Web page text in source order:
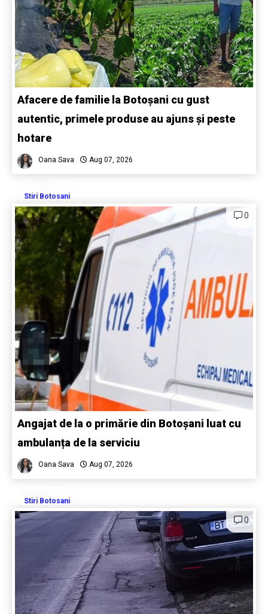
Afacere de familie la Botoșani cu gust
autentic, primele produse au ajuns și peste
hotare
Oana Sava Aug 07, 2026
Stiri Botosani
0
Angajat de la o primărie din Botoșani luat cu
ambulanța de la serviciu
Oana Sava Aug 07, 2026
Stiri Botosani
0